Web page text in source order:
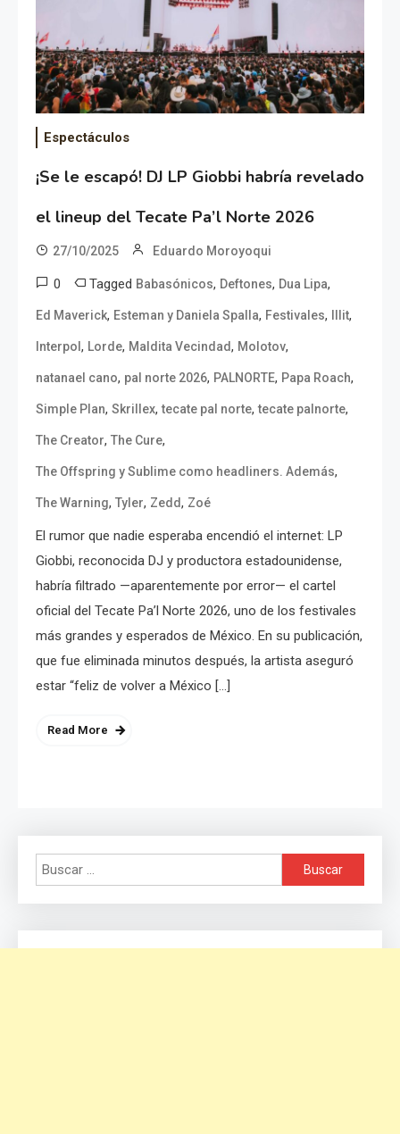
Espectáculos
¡Se le escapó! DJ LP Giobbi habría revelado
el lineup del Tecate Pa’l Norte 2026
27/10/2025 Eduardo Moroyoqui
0 Tagged Babasónicos, Deftones, Dua Lipa,
Ed Maverick, Esteman y Daniela Spalla, Festivales, Illit,
Interpol , Lorde, Maldita Vecindad, Molotov,
natanael cano, pal norte 2026, PALNORTE, Papa Roach,
Simple Plan, Skrillex,tecate pal norte,tecate palnorte,
The Creator, The Cure,
The Offspring y Sublime como headliners. Además,
The Warning, Tyler, Zedd, Zoé
El rumor que nadie esperaba encendió el internet: LP
Giobbi, reconocida DJ y productora estadounidense,
habría filtrado —aparentemente por error— el cartel
oficial del Tecate Pa’l Norte 2026, uno de los festivales
más grandes y esperados de México. En su publicación,
que fue eliminada minutos después, la artista aseguró
estar “feliz de volver a México […]
Read More
Buscar: